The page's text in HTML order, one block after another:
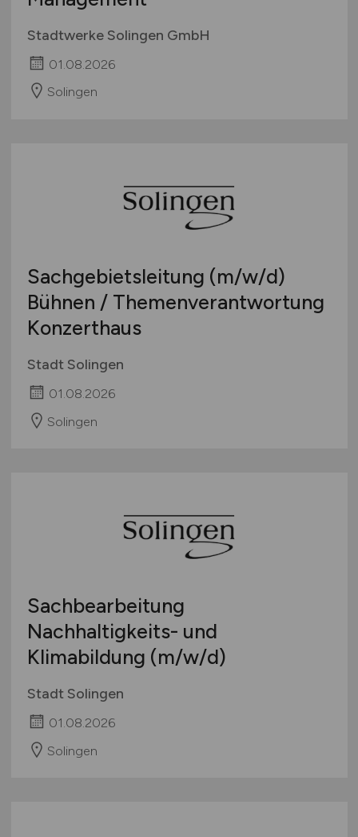
Stadtwerke Solingen GmbH
01.08.2026
Solingen
Sachgebietsleitung (m/w/d)
Bühnen / Themenverantwortung
Konzerthaus
Stadt Solingen
01.08.2026
Solingen
Sachbearbeitung
Nachhaltigkeits- und
Klimabildung (m/w/d)
Stadt Solingen
01.08.2026
Solingen